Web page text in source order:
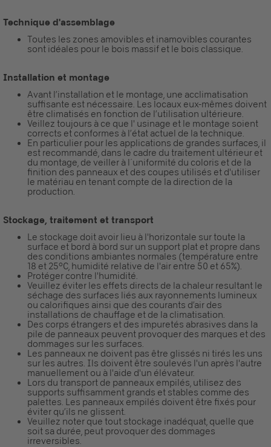
Technique d'assemblage
Toutes les zones amovibles et inamovibles courantes
sont idéales pour le bois massif et le bois classique.
Installation et montage
Avant l’installation et le montage, une acclimatisation
suffisante est nécessaire. Les locaux eux-mêmes doivent
être climatisés en fonction de l’utilisation ultérieure.
Veillez toujours à ce que l' usinage et le montage soient
corrects et conformes à l’état actuel de la technique.
En particulier pour les applications de grandes surfaces, il
est recommandé, dans le cadre du traitement ultérieur et
du montage, de veiller à l´uniformité du coloris et de la
finition des panneaux et des coupes utilisés et d'utiliser
le matériau en tenant compte de la direction de la
production.
Stockage, traitement et transport
Le stockage doit avoir lieu à l'horizontale sur toute la
surface et bord à bord sur un support plat et propre dans
des conditions ambiantes normales (température entre
18 et 25°C, humidité relative de l'air entre 50 et 65%).
Protéger contre l'humidité.
Veuillez éviter les effets directs de la chaleur resultant le
séchage des surfaces liés aux rayonnements lumineux
ou calorifiques ainsi que des courants d’air des
installations de chauffage et de la climatisation.
Des corps étrangers et des impuretés abrasives dans la
pile de panneaux peuvent provoquer des marques et des
dommages sur les surfaces.
Les panneaux ne doivent pas être glissés ni tirés les uns
sur les autres. Ils doivent être soulevés l'un après l'autre
manuellement ou à l'aide d'un élévateur.
Lors du transport de panneaux empilés, utilisez des
supports suffisamment grands et stables comme des
palettes. Les panneaux empilés doivent être fixés pour
éviter qu’ils ne glissent.
Veuillez noter que tout stockage inadéquat, quelle que
soit sa durée, peut provoquer des dommages
irreversibles.